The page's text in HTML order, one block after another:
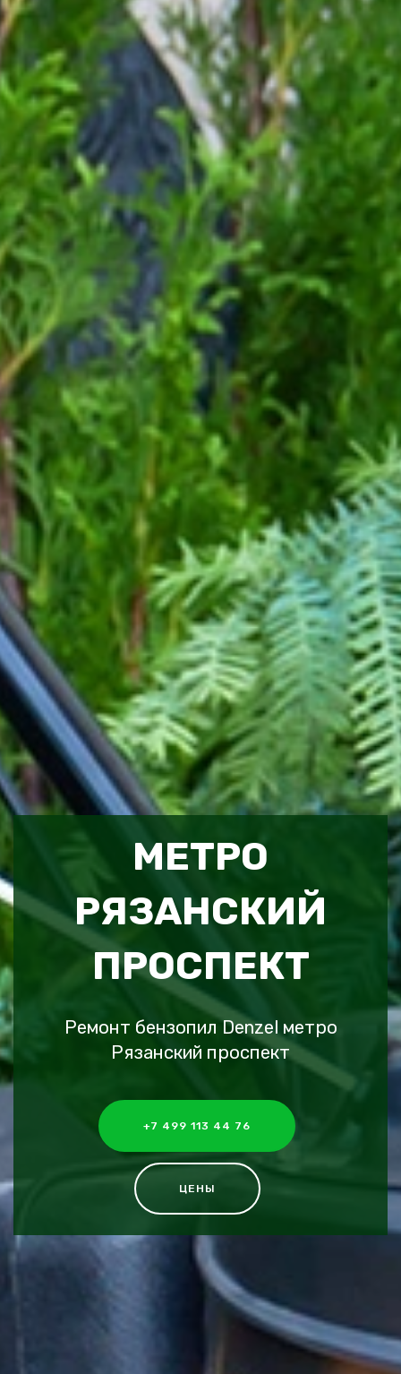
МЕТРО
РЯЗАНСКИЙ
ПРОСПЕКТ
Ремонт бензопил Denzel метро
Рязанский проспект
+7 499 113 44 76
ЦЕНЫ